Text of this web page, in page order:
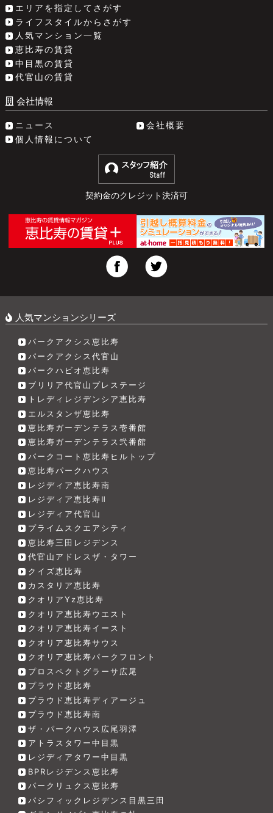
エリアを指定してさがす
ライフスタイルからさがす
人気マンション一覧
恵比寿の賃貸
中目黒の賃貸
代官山の賃貸
会社情報
ニュース
会社概要
個人情報について
契約金のクレジット決済可
人気マンションシリーズ
パークアクシス恵比寿
パークアクシス代官山
パークハビオ恵比寿
ブリリア代官山プレステージ
トレディレジデンシア恵比寿
エルスタンザ恵比寿
恵比寿ガーデンテラス壱番館
恵比寿ガーデンテラス弐番館
パークコート恵比寿ヒルトップ
恵比寿パークハウス
レジディア恵比寿南
レジディア恵比寿Ⅱ
レジディア代官山
プライムスクエアシティ
恵比寿三田レジデンス
代官山アドレスザ・タワー
クイズ恵比寿
カスタリア恵比寿
クオリアYz恵比寿
クオリア恵比寿ウエスト
クオリア恵比寿イースト
クオリア恵比寿サウス
クオリア恵比寿パークフロント
プロスペクトグラーサ広尾
プラウド恵比寿
プラウド恵比寿ディアージュ
プラウド恵比寿南
ザ・パークハウス広尾羽澤
アトラスタワー中目黒
レジディアタワー中目黒
BPRレジデンス恵比寿
パークリュクス恵比寿
パシフィックレジデンス目黒三田